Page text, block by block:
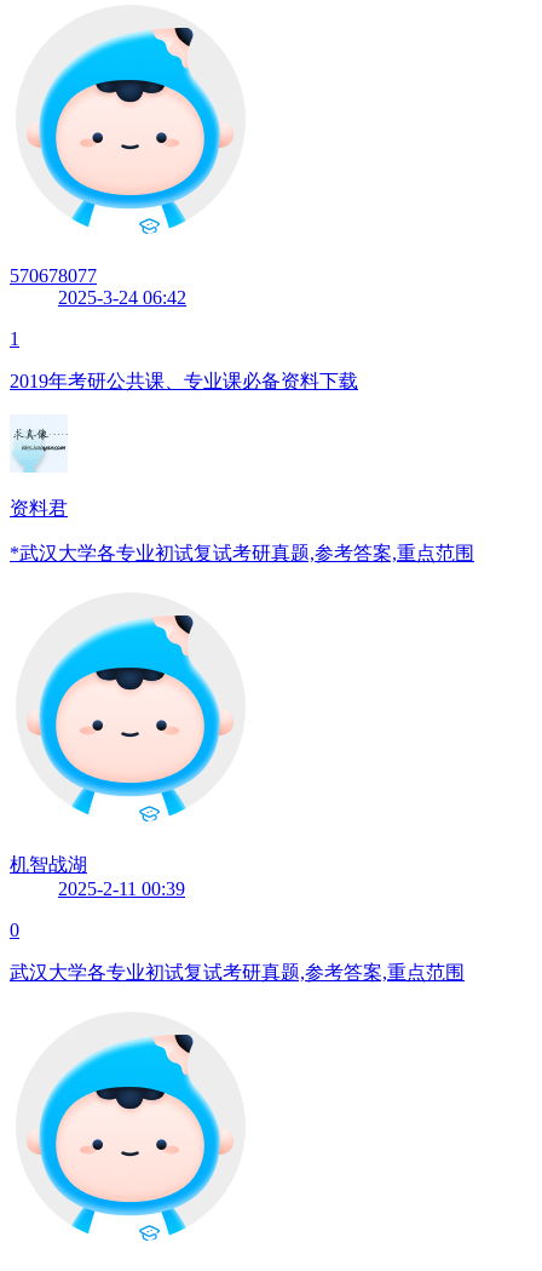
570678077
2025-3-24 06:42
1
2019年考研公共课、专业课必备资料下载
资料君
*武汉大学各专业初试复试考研真题,参考答案,重点范围
机智战湖
2025-2-11 00:39
0
武汉大学各专业初试复试考研真题,参考答案,重点范围